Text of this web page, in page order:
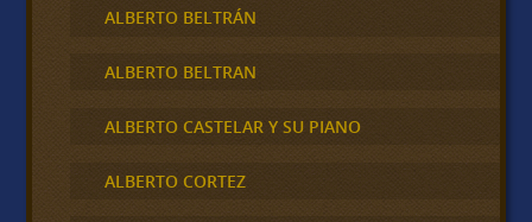
ALBERTO BELTRÁN
ALBERTO BELTRAN
ALBERTO CASTELAR Y SU PIANO
ALBERTO CORTEZ